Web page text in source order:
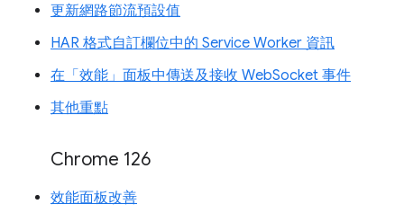
更新網路節流預設值
HAR 格式自訂欄位中的 Service Worker 資訊
在「效能」面板中傳送及接收 WebSocket 事件
其他重點
Chrome 126
效能面板改善